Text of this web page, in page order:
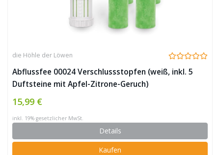
die Höhle der Löwen
Abflussfee 00024 Verschlussstopfen (weiß, inkl. 5
Duftsteine mit Apfel-Zitrone-Geruch)
15,99 €
inkl. 19% gesetzlicher MwSt.
Details
Kaufen